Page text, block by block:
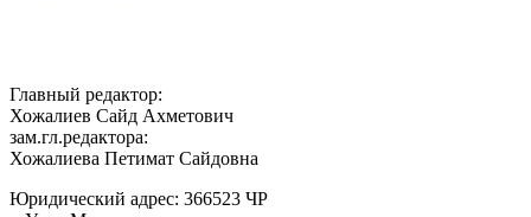
Главный редактор:
Хожалиев Сайд Ахметович
зам.гл.редактора:
Хожалиева Петимат Сайдовна
Юридический адрес: 366523 ЧР